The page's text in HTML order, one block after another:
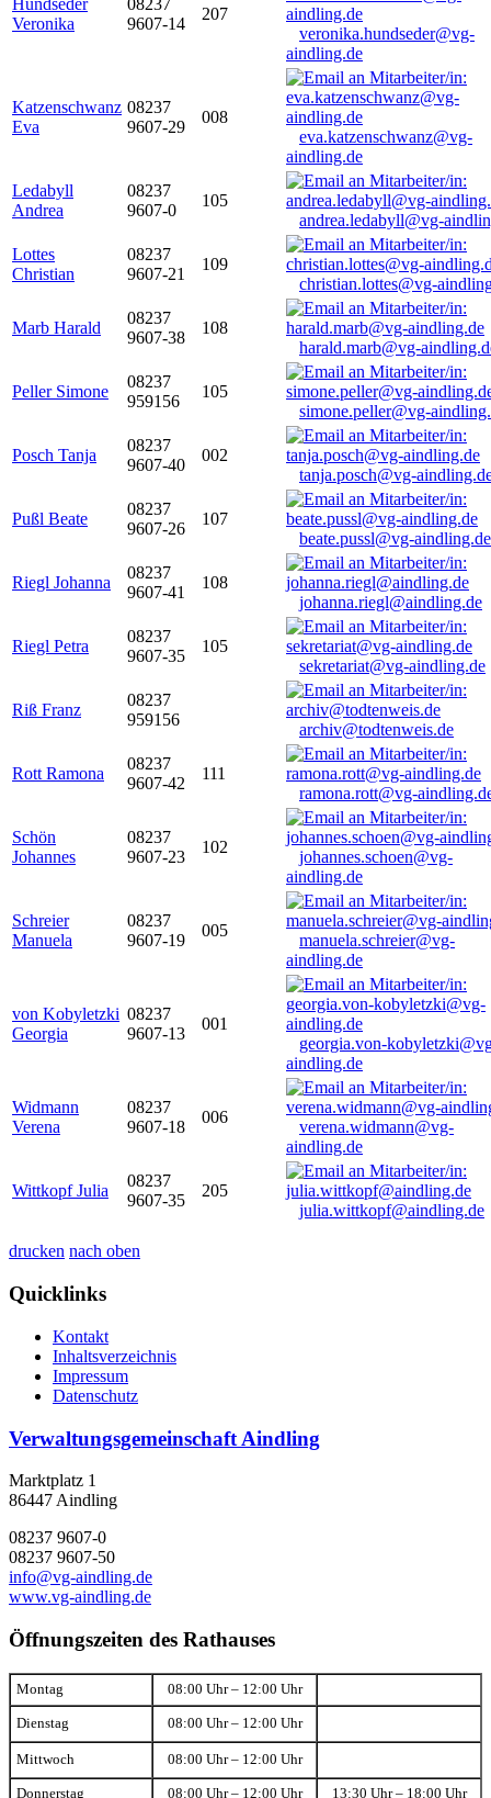
Hundseder
Veronika
08237
9607-14
207
veronika.hundseder@vg-
aindling.de
Katzenschwanz
Eva
08237
9607-29
008
eva.katzenschwanz@vg-
aindling.de
Ledabyll
Andrea
08237
9607-0
105
andrea.ledabyll@vg-
Lottes
Christian
08237
9607-21
109
christian.lottes@vg-
Marb Harald
08237
9607-38
108
harald.marb@vg-
Peller Simone
08237
959156
105
simone.peller@vg-
Posch Tanja
08237
9607-40
002
tanja.posch@vg-
Pußl Beate
08237
9607-26
107
beate.pussl@vg-aindling.de
Riegl Johanna
08237
9607-41
108
johanna.riegl@aindling.de
Riegl Petra
08237
9607-35
105
sekretariat@vg-aindling.de
Riß Franz
08237
959156
archiv@todtenweis.de
Rott Ramona
08237
9607-42
111
ramona.rott@vg-
Schön
Johannes
08237
9607-23
102
johannes.schoen@vg-
aindling.de
Schreier
Manuela
08237
9607-19
005
manuela.schreier@vg-
aindling.de
von Kobyletzki
Georgia
08237
9607-13
001
georgia.von-
aindling.de
Widmann
Verena
08237
9607-18
006
verena.widmann@vg-
aindling.de
Wittkopf Julia
08237
9607-35
205
julia.wittkopf@aindling.de
drucken nach oben
Quicklinks
Kontakt
Inhaltsverzeichnis
Impressum
Datenschutz
Verwaltungsgemeinschaft Aindling
Marktplatz 1
86447 Aindling
08237 9607-0
08237 9607-50
info@vg-aindling.de
www.vg-aindling.de
Öffnungszeiten des Rathauses
Montag 08:00 Uhr – 12:00 Uhr
Dienstag 08:00 Uhr – 12:00 Uhr
Mittwoch 08:00 Uhr – 12:00 Uhr
Donnerstag 08:00 Uhr – 12:00 Uhr 13:30 Uhr – 18:00 Uhr